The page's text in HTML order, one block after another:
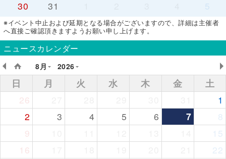
30
31 5
※イベント中止および延期となる場合がございますので、詳細は主催者
へ直接ご確認頂きますようお願い申し上げます。
ニュースカレンダー
8月
2026
日 月 火 水 木 金
土
26
1
2
3 4 5 6 7
8
9
15
16
22